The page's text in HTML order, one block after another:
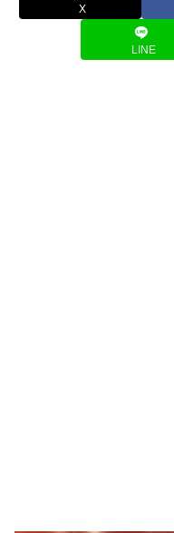
X
LINE